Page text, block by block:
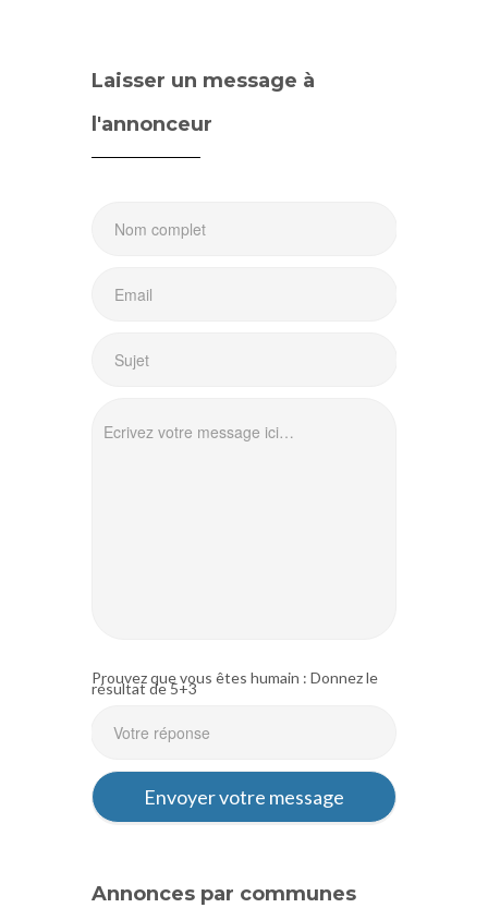
Laisser un message à
l'annonceur
Prouvez que vous êtes humain : Donnez le
résultat de 5+3
Annonces par communes